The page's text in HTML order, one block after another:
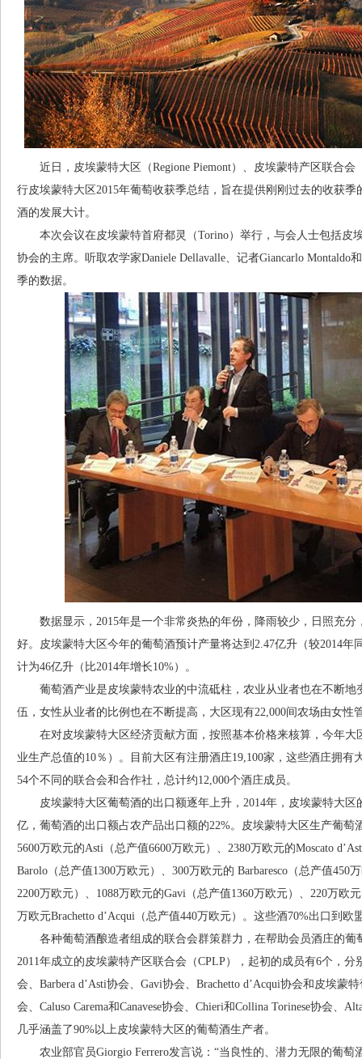
近日，皮埃蒙特大区（Regione Piemont）、皮埃蒙特产区联合会
行皮埃蒙特大区2015年葡萄收获季总结，旨在提供刚刚过去的收获
酒的发展大计。
本次会议在皮埃蒙特首府都灵（Torino）举行，与会人士包括皮
协会的主席。听取农学家Daniele Dellavalle、记者Giancarlo Montaldo
季的数据。
数据显示，2015年是一个非常炎热的年份，降雨较少，日照充分
好。皮埃蒙特大区今年的葡萄酒预计产量将达到2.47亿升（较2014
计为46亿升（比2014年增长10%）。
葡萄酒产业是皮埃蒙特农业的中流砥柱，农业从业者也在不断地
伍，女性从业者的比例也在不断提高，大区现有22,000间农场由女性
在对皮埃蒙特大区经济贡献方面，按照基本价格来核算，今年大
业生产总值的10％）。目前大区有注册酒庄19,100家，这些酒庄拥有
54个不同的联合会和合作社，总计约12,000个酒庄成员。
皮埃蒙特大区葡萄酒的出口额逐年上升，2014年，皮埃蒙特大区
亿，葡萄酒的出口额占农产品出口额的22%。皮埃蒙特大区生产葡萄
5600万欧元的Asti（总产值6600万欧元）、2380万欧元的Moscato
Barolo（总产值1300万欧元）、300万欧元的 Barbaresco（总产值450
2200万欧元）、1088万欧元的Gavi（总产值1360万欧元）、220万欧
万欧元Brachetto d’Acqui（总产值440万欧元）。这些酒70%出口到
各种葡萄酒酿造者组成的联合会群策群力，在帮助会员酒庄的葡
2011年成立的皮埃蒙特产区联合会（CPLP），起初的成员有6个，分
会、Barbera d’Asti协会、Gavi协会、Brachetto d’Acqui协会和皮埃蒙
会、Caluso Carema和Canavese协会、Chieri和Collina Torinese协会、
几乎涵盖了90%以上皮埃蒙特大区的葡萄酒生产者。
农业部官员Giorgio Ferrero发言说：“当良性的、潜力无限的葡萄